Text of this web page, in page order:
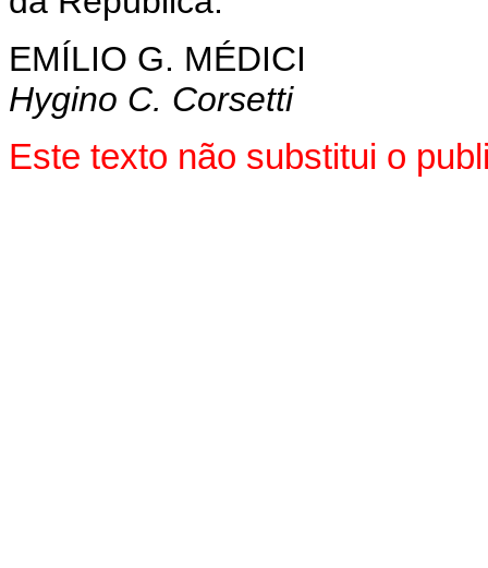
EMÍLIO G. MÉDICI
Hygino C. Corsetti
Este texto não substitui o